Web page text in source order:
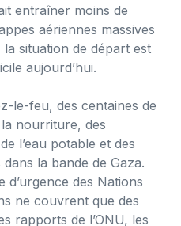
entraîner moins de
aériennes massives
situation de départ est
aujourd’hui.
le-feu, des centaines de
nourriture, des
l’eau potable et des
la bande de Gaza.
d’urgence des Nations
ne couvrent que des
rapports de l’ONU, les